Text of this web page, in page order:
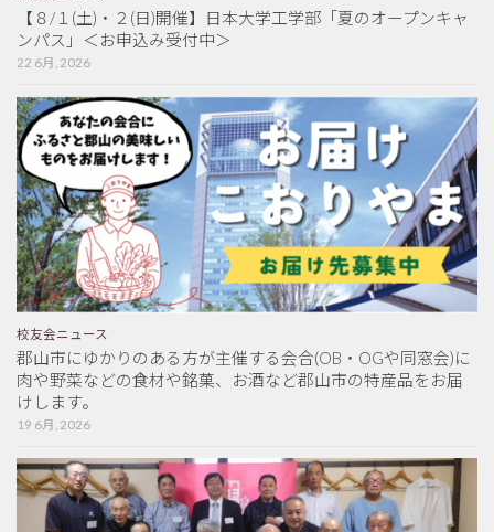
【８/１(土)・２(日)開催】日本大学工学部「夏のオープンキャ
ンパス」＜お申込み受付中＞
22 6月, 2026
校友会ニュース
郡山市にゆかりのある方が主催する会合(OB・OGや同窓会)に
肉や野菜などの食材や銘菓、お酒など郡山市の特産品をお届
けします。
19 6月, 2026